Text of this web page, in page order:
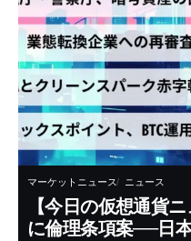
マーケットニュース ニュース
【今日の仮想通貨
に倫理条項案──日